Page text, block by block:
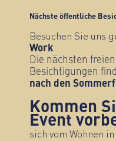
Nächste öffentliche
Besuchen Sie uns
Work
Die nächsten
Besichtigungen
nach den
Kommen
Event
sich vom Wohnen